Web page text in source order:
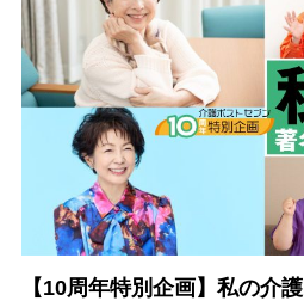
【10周年特別企画】私の介護